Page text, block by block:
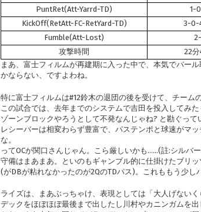
PuntRet(Att-Yarrd-TD)
1-
KickOff(RetAtt-FC-RetYard-TD)
3-0-
Fumble(Att-Lost)
攻撃時間
22
まあ、富士フィルムが再建期に入った中で、本気でパー
かならない、ですよわね。
特に富士フィルムは#12鈴木の退団の後を受けて、チーム
この試合では、去年までのシステムで吉田を投入してみ
ゾーンブロックやろうとして不発なんじゃね? と勘ぐって
レシーバーは相変わらず豊富で、パステンポと球速がマ
な。
ってOCが関口さんじゃん。こら厳しいかも……(註:シルバ
守備はまあまあ。といのもギャンブル的に仕掛けたブリ
(がDBが粘れなかったのが2QのTDパス)。これももう少し
ライズは、まあぶっちゃけ、表現としては「大人げない
デックをほぼほぼ最後まで出したし川村やカニンガムを